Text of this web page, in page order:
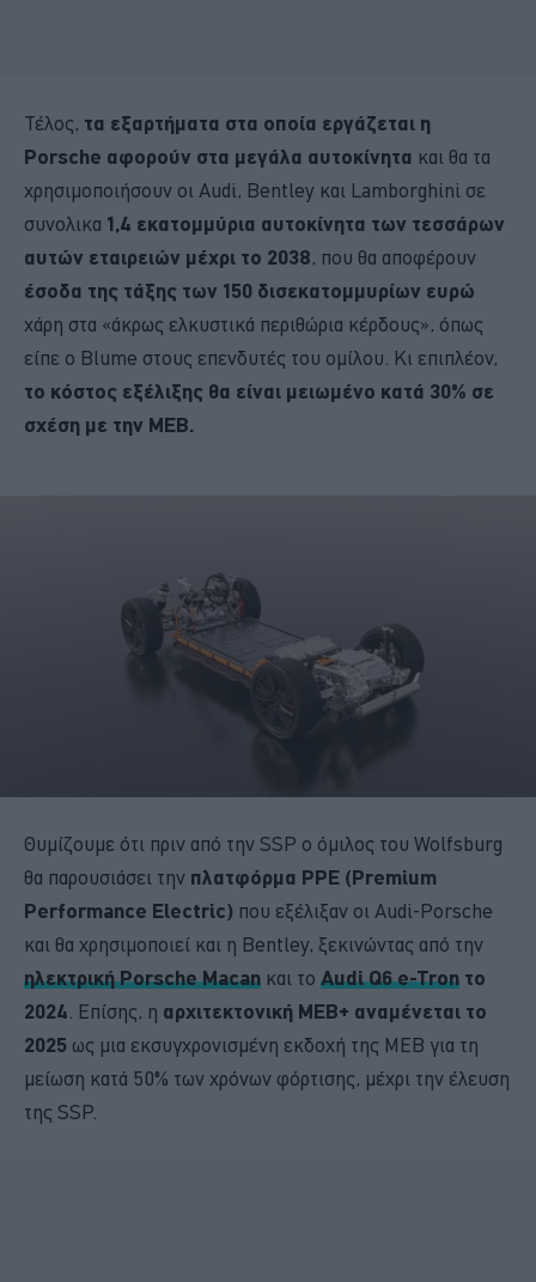
Τέλος, τα εξαρτήματα στα οποία εργάζεται η
Porsche αφορούν στα μεγάλα αυτοκίνητα και θα τα
χρησιμοποιήσουν οι Audi, Bentley και Lamborghini σε
συνολικα 1,4 εκατομμύρια αυτοκίνητα των τεσσάρων
αυτών εταιρειών μέχρι το 2038, που θα αποφέρουν
έσοδα της τάξης των 150 δισεκατομμυρίων ευρώ
χάρη στα «άκρως ελκυστικά περιθώρια κέρδους», όπως
είπε ο Blume στους επενδυτές του ομίλου. Κι επιπλέον,
το κόστος εξέλιξης θα είναι μειωμένο κατά 30% σε
σχέση με την ΜΕΒ.
Θυμίζουμε ότι πριν από την SSP ο όμιλος του Wolfsburg
θα παρουσιάσει την πλατφόρμα PPE (Premium
Performance Electric) που εξέλιξαν οι Audi-Porsche
και θα χρησιμοποιεί και η Bentley, ξεκινώντας από την
ηλεκτρική Porsche Macan και το Audi Q6 e-Tron το
2024. Επίσης, η αρχιτεκτονική MEB+ αναμένεται το
2025 ως μια εκσυγχρονισμένη εκδοχή της MEB για τη
μείωση κατά 50% των χρόνων φόρτισης, μέχρι την έλευση
της SSP.